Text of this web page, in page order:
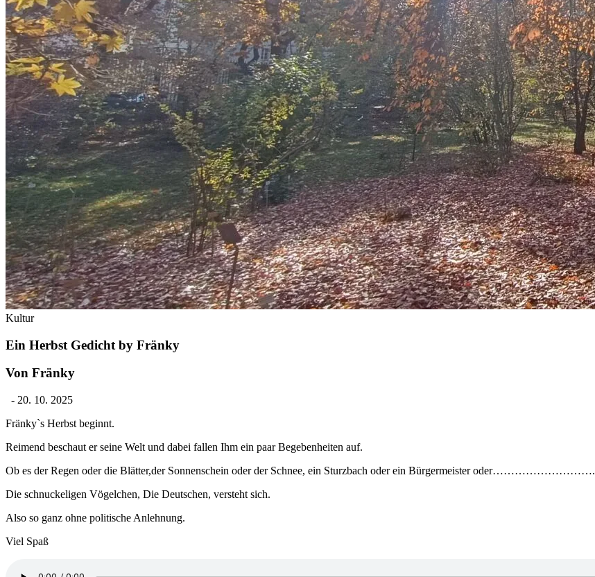
Kultur
Ein Herbst Gedicht by Fränky
Von Fränky
- 20. 10. 2025
Fränky`s Herbst beginnt.
Reimend beschaut er seine Welt und dabei fallen Ihm ein paar Begebenheiten auf.
Ob es der Regen oder die Blätter,der Sonnenschein oder der Schnee, ein Sturzbach oder ein Bürgermeister oder……………………….
Die schnuckeligen Vögelchen, Die Deutschen, versteht sich.
Also so ganz ohne politische Anlehnung.
Viel Spaß